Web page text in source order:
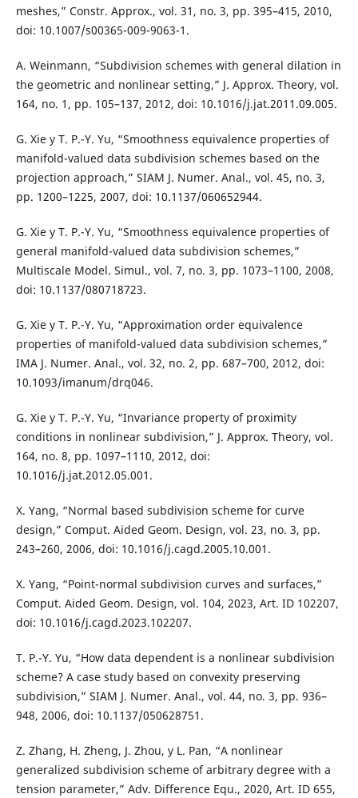
meshes,” Constr. Approx., vol. 31, no. 3, pp. 395–415, 2010,
doi: 10.1007/s00365-009-9063-1.
A. Weinmann, “Subdivision schemes with general dilation in
the geometric and nonlinear setting,” J. Approx. Theory, vol.
164, no. 1, pp. 105–137, 2012, doi: 10.1016/j.jat.2011.09.005.
G. Xie y T. P.-Y. Yu, “Smoothness equivalence properties of
manifold-valued data subdivision schemes based on the
projection approach,” SIAM J. Numer. Anal., vol. 45, no. 3,
pp. 1200–1225, 2007, doi: 10.1137/060652944.
G. Xie y T. P.-Y. Yu, “Smoothness equivalence properties of
general manifold-valued data subdivision schemes,”
Multiscale Model. Simul., vol. 7, no. 3, pp. 1073–1100, 2008,
doi: 10.1137/080718723.
G. Xie y T. P.-Y. Yu, “Approximation order equivalence
properties of manifold-valued data subdivision schemes,”
IMA J. Numer. Anal., vol. 32, no. 2, pp. 687–700, 2012, doi:
10.1093/imanum/drq046.
G. Xie y T. P.-Y. Yu, “Invariance property of proximity
conditions in nonlinear subdivision,” J. Approx. Theory, vol.
164, no. 8, pp. 1097–1110, 2012, doi:
10.1016/j.jat.2012.05.001.
X. Yang, “Normal based subdivision scheme for curve
design,” Comput. Aided Geom. Design, vol. 23, no. 3, pp.
243–260, 2006, doi: 10.1016/j.cagd.2005.10.001.
X. Yang, “Point-normal subdivision curves and surfaces,”
Comput. Aided Geom. Design, vol. 104, 2023, Art. ID 102207,
doi: 10.1016/j.cagd.2023.102207.
T. P.-Y. Yu, “How data dependent is a nonlinear subdivision
scheme? A case study based on convexity preserving
subdivision,” SIAM J. Numer. Anal., vol. 44, no. 3, pp. 936–
948, 2006, doi: 10.1137/050628751.
Z. Zhang, H. Zheng, J. Zhou, y L. Pan, “A nonlinear
generalized subdivision scheme of arbitrary degree with a
tension parameter,” Adv. Difference Equ., 2020, Art. ID 655,